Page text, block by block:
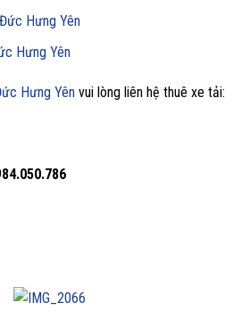
Hưng Yên
Hưng Yên
Hưng Yên vui lòng liên hệ thuê xe tải: